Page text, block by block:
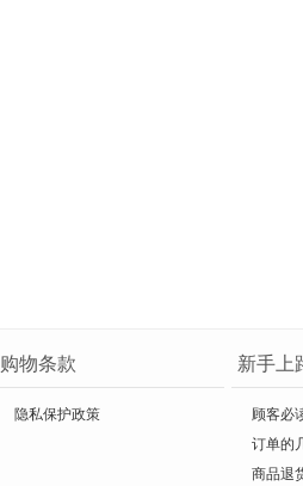
购物条款
隐私保护政策
新手上
顾客必
订单的
商品退